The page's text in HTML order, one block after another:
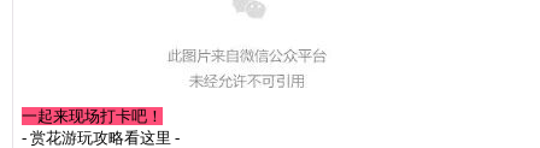
一起来现场打卡吧！
- 赏花游玩攻略看这里 -